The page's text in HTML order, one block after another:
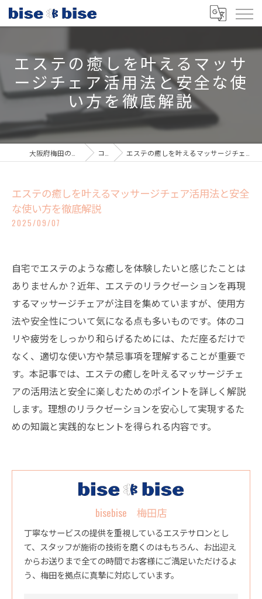
エステの癒しを叶えるマッサ
ージチェア活用法と安全な使
い方を徹底解説
大阪府梅田のエステならbisebise コラム エステの癒しを叶えるマッサージチェア活用法と安全な使い方を徹底解説
エステの癒しを叶えるマッサージチェア活用法と安全
な使い方を徹底解説
2025/09/07
自宅でエステのような癒しを体験したいと感じたことは
ありませんか？近年、エステのリラクゼーションを再現
するマッサージチェアが注目を集めていますが、使用方
法や安全性について気になる点も多いものです。体のコ
リや疲労をしっかり和らげるためには、ただ座るだけで
なく、適切な使い方や禁忌事項を理解することが重要で
す。本記事では、エステの癒しを叶えるマッサージチェ
アの活用法と安全に楽しむためのポイントを詳しく解説
します。理想のリラクゼーションを安心して実現するた
めの知識と実践的なヒントを得られる内容です。
bisebise 梅田店
丁寧なサービスの提供を重視しているエステサロンとし
て、スタッフが施術の技術を磨くのはもちろん、お出迎え
からお送りまで全ての時間でお客様にご満足いただけるよ
う、梅田を拠点に真摯に対応しています。